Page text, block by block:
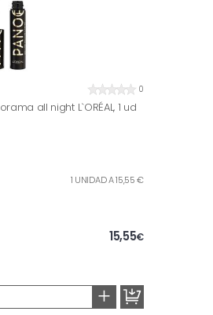
0
all night L`ORÉAL, 1 ud
1 UNIDAD A 15,55 €
15,55€
+